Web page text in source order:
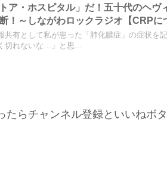
ア・ホスピタル」だ！五十代のヘ
！～しながわロックラジオ【CRPに
共有として私が患った「肺化膿症」の症状を
切れないな…」と思...
たらチャンネル登録といいねボ